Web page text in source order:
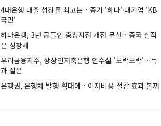
4대은행 대출 성장률 최고는…중기 '하나'·대기업 'KB
국민'
하나은행, 3년 공들인 충칭지점 개점 무산…중국 실적
은 성장세
우리금융지주, 상상인저축은행 인수설 '모락모락'…득
과 실은
은행권, 은행채 발행 확대에…이자비용 절감 효과 볼까